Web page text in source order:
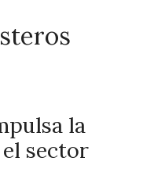
la
sector